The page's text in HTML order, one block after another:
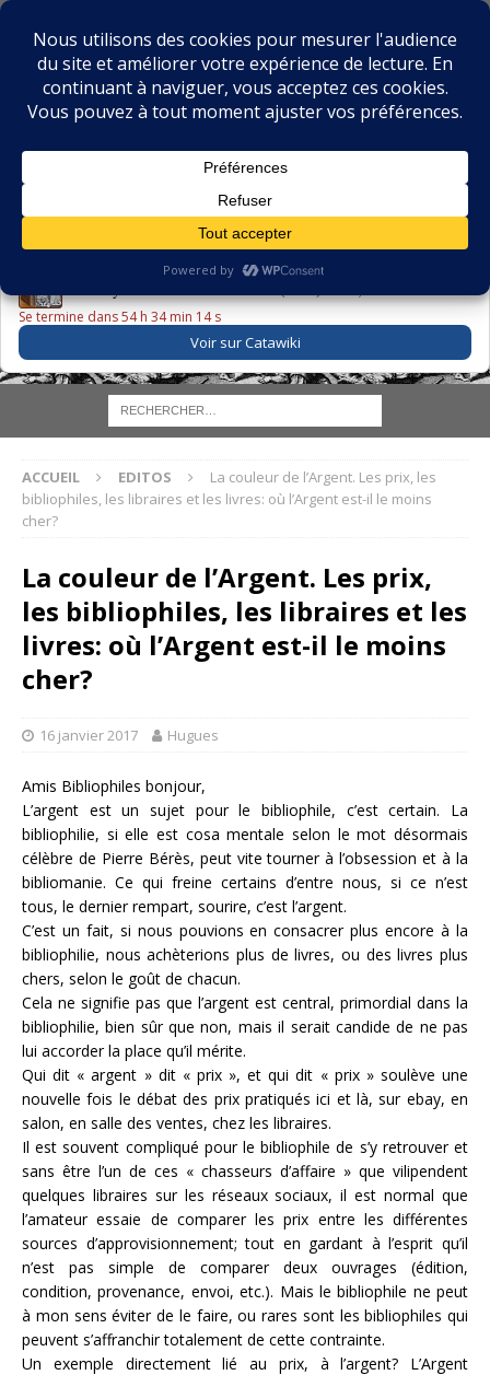
BIBLIOPHILIE.COM
LE BLOG DU BIBLIOPHILE, DES BIBLIOPHILES, DE LA
LE LIVRE DU JOUR
Se termine dans 54 h 34 min 13 s
Voir sur Catawiki
ACCUEIL EDITOS
La couleur de l’Argent. Les prix, les
bibliophiles, les libraires et les livres: où l’Argent est-il le moins
cher?
La couleur de l’Argent. Les prix,
les bibliophiles, les libraires et les
livres: où l’Argent est-il le moins
cher?
16 janvier 2017 Hugues
Amis Bibliophiles bonjour,
L’argent est un sujet pour le bibliophile, c’est certain. La
bibliophilie, si elle est cosa mentale selon le mot désormais
célèbre de Pierre Bérès, peut vite tourner à l’obsession et à la
bibliomanie. Ce qui freine certains d’entre nous, si ce n’est
tous, le dernier rempart, sourire, c’est l’argent.
C’est un fait, si nous pouvions en consacrer plus encore à la
bibliophilie, nous achèterions plus de livres, ou des livres plus
chers, selon le goût de chacun.
Cela ne signifie pas que l’argent est central, primordial dans la
bibliophilie, bien sûr que non, mais il serait candide de ne pas
lui accorder la place qu’il mérite.
Qui dit « argent » dit « prix », et qui dit « prix » soulève une
nouvelle fois le débat des prix pratiqués ici et là, sur ebay, en
salon, en salle des ventes, chez les libraires.
Il est souvent compliqué pour le bibliophile de s’y retrouver et
sans être l’un de ces « chasseurs d’affaire » que vilipendent
quelques libraires sur les réseaux sociaux, il est normal que
l’amateur essaie de comparer les prix entre les différentes
sources d’approvisionnement; tout en gardant à l’esprit qu’il
n’est pas simple de comparer deux ouvrages (édition,
condition, provenance, envoi, etc.). Mais le bibliophile ne peut
à mon sens éviter de le faire, ou rares sont les bibliophiles qui
peuvent s’affranchir totalement de cette contrainte.
Un exemple directement lié au prix, à l’argent? L’Argent